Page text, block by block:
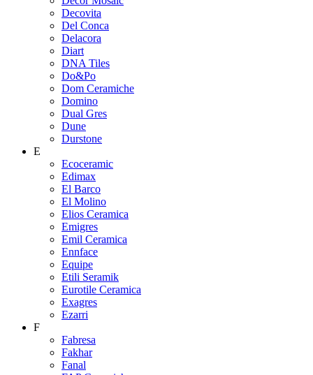
Decovita
Del Conca
Delacora
Diart
DNA Tiles
Do&Po
Dom Ceramiche
Domino
Dual Gres
Dune
Durstone
E
Ecoceramic
Edimax
El Barco
El Molino
Elios Ceramica
Emigres
Emil Ceramica
Ennface
Equipe
Etili Seramik
Eurotile Ceramica
Exagres
Ezarri
F
Fabresa
Fakhar
Fanal